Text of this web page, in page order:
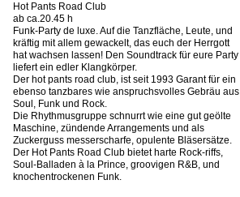
Hot Pants Road Club
ab ca.20.45 h
Funk-Party de luxe. Auf die Tanzfläche, Leute, und
kräftig mit allem gewackelt, das euch der Herrgott
hat wachsen lassen! Den Soundtrack für eure Party
liefert ein edler Klangkörper.
Der hot pants road club, ist seit 1993 Garant für ein
ebenso tanzbares wie anspruchsvolles Gebräu aus
Soul, Funk und Rock.
Die Rhythmusgruppe schnurrt wie eine gut geölte
Maschine, zündende Arrangements und als
Zuckerguss messerscharfe, opulente Bläsersätze.
Der Hot Pants Road Club bietet harte Rock-riffs,
Soul-Balladen à la Prince, groovigen R&B, und
knochentrockenen Funk.